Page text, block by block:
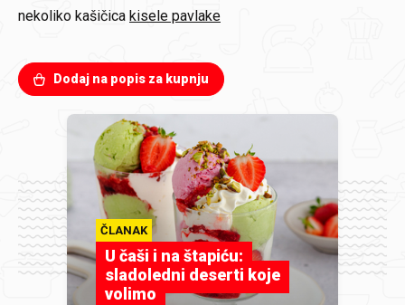
nekoliko kašičica kisele pavlake
Dodaj na popis za kupnju
ČLANAK
U čaši i na štapiću:
sladoledni deserti koje
volimo